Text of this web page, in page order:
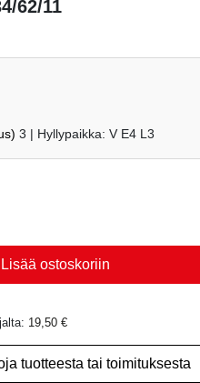
62/11
3 | Hyllypaikka: V E4 L3
Lisää ostoskoriin
19,50 €
tuotteesta tai toimituksesta